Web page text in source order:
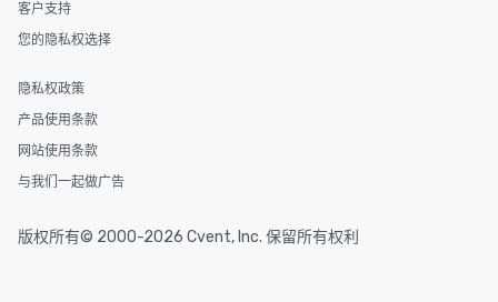
客户支持
您的隐私权选择
隐私权政策
产品使用条款
网站使用条款
与我们一起做广告
版权所有© 2000-2026 Cvent, Inc. 保留所有权利